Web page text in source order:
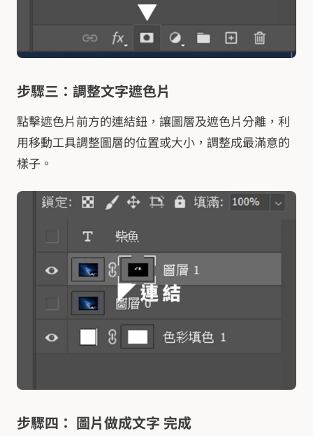
步驟三：調整文字遮色片
點擊遮色片前方的連結鈕，讓圖層及遮色片分離，利
用移動工具調整圖層的位置或大小，調整成最滿意的
樣子。
步驟四： 圖片做成文字 完成